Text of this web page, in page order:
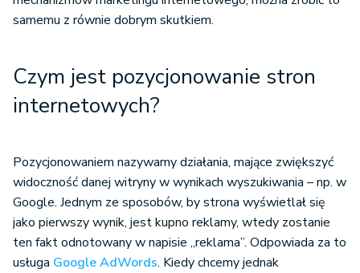
samemu z równie dobrym skutkiem.
Czym jest pozycjonowanie stron
internetowych?
Pozycjonowaniem nazywamy działania, mające zwiększyć
widoczność danej witryny w wynikach wyszukiwania – np. w
Google. Jednym ze sposobów, by strona wyświetlał się
jako pierwszy wynik, jest kupno reklamy, wtedy zostanie
ten fakt odnotowany w napisie „reklama”. Odpowiada za to
usługa Google AdWords. Kiedy chcemy jednak